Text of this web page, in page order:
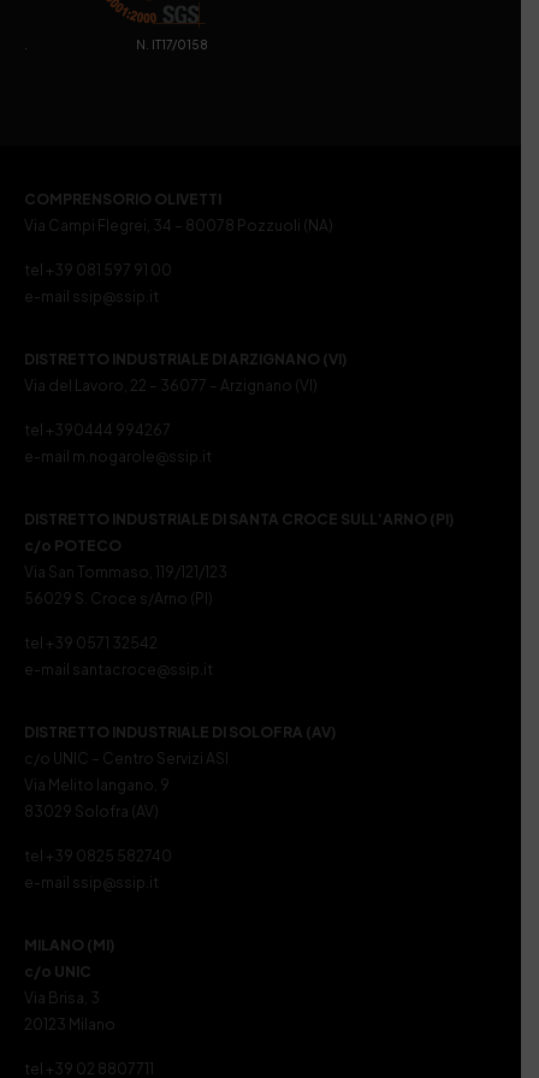
. N. IT17/0158
COMPRENSORIO OLIVETTI
Via Campi Flegrei, 34 – 80078 Pozzuoli (NA)
tel +39 081 597 91 00
e-mail ssip@ssip.it
DISTRETTO INDUSTRIALE DI ARZIGNANO (VI)
Via del Lavoro, 22 – 36077 – Arzignano (VI)
tel +390444 994267
e-mail m.nogarole@ssip.it
DISTRETTO INDUSTRIALE DI SANTA CROCE SULL’ARNO (PI)
c/o POTECO
Via San Tommaso, 119/121/123
56029 S. Croce s/Arno (PI)
tel +39 0571 32542
e-mail santacroce@ssip.it
DISTRETTO INDUSTRIALE DI SOLOFRA (AV)
c/o UNIC – Centro Servizi ASI
Via Melito Iangano, 9
83029 Solofra (AV)
tel +39 0825 582740
e-mail ssip@ssip.it
MILANO (MI)
c/o UNIC
Via Brisa, 3
20123 Milano
tel +39 02 8807711